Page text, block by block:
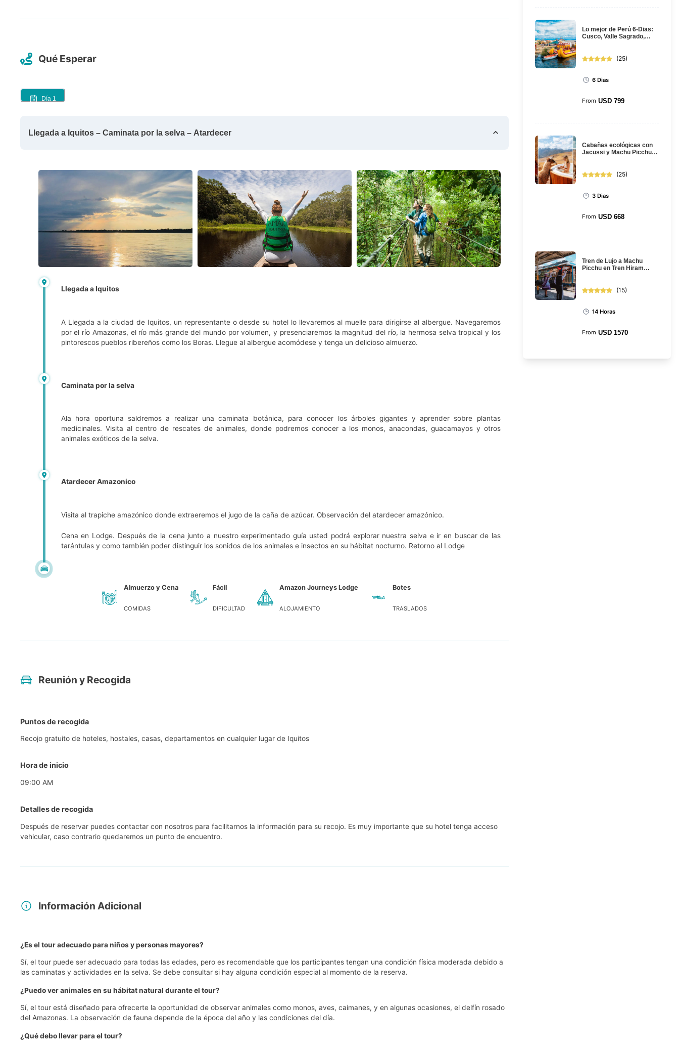
Qué Esperar
Día 1
Llegada a Iquitos – Caminata por la selva – Atardecer
Llegada a Iquitos
A Llegada a la ciudad de Iquitos, un representante o desde su hotel lo llevaremos al muelle para dirigirse al albergue. Navegaremos
por el río Amazonas, el río más grande del mundo por volumen, y presenciaremos la magnitud del río, la hermosa selva tropical y los
pintorescos pueblos ribereños como los Boras. Llegue al albergue acomódese y tenga un delicioso almuerzo.
Caminata por la selva
Ala hora oportuna saldremos a realizar una caminata botánica, para conocer los árboles gigantes y aprender sobre plantas
medicinales. Visita al centro de rescates de animales, donde podremos conocer a los monos, anacondas, guacamayos y otros
animales exóticos de la selva.
Atardecer Amazonico
Visita al trapiche amazónico donde extraeremos el jugo de la caña de azúcar. Observación del atardecer amazónico.
Cena en Lodge. Después de la cena junto a nuestro experimentado guía usted podrá explorar nuestra selva e ir en buscar de las
tarántulas y como también poder distinguir los sonidos de los animales e insectos en su hábitat nocturno. Retorno al Lodge
Almuerzo y Cena
COMIDAS
Fácil
DIFICULTAD
Amazon Journeys Lodge
ALOJAMIENTO
Botes
TRASLADOS
Reunión y Recogida
Puntos de recogida
Recojo gratuito de hoteles, hostales, casas, departamentos en cualquier lugar de Iquitos
Hora de inicio
09:00 AM
Detalles de recogida
Después de reservar puedes contactar con nosotros para facilitarnos la información para su recojo. Es muy importante que su hotel tenga acceso
vehicular, caso contrario quedaremos un punto de encuentro.
Información Adicional
¿Es el tour adecuado para niños y personas mayores?
Sí, el tour puede ser adecuado para todas las edades, pero es recomendable que los participantes tengan una condición física moderada debido a
las caminatas y actividades en la selva. Se debe consultar si hay alguna condición especial al momento de la reserva.
¿Puedo ver animales en su hábitat natural durante el tour?
Sí, el tour está diseñado para ofrecerte la oportunidad de observar animales como monos, aves, caimanes, y en algunas ocasiones, el delfín rosado
del Amazonas. La observación de fauna depende de la época del año y las condiciones del día.
¿Qué debo llevar para el tour?
Lo mejor de Perú 6-Dias:
Cusco, Valle Sagrado,
(25)
6 Dias
From USD 799
Cabañas ecológicas con
Jacussi y Machu Picchu:
(25)
3 Dias
From USD 668
Tren de Lujo a Machu
Picchu en Tren Hiram
(15)
14 Horas
From USD 1570